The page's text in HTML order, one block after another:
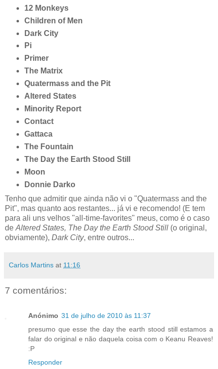
12 Monkeys
Children of Men
Dark City
Pi
Primer
The Matrix
Quatermass and the Pit
Altered States
Minority Report
Contact
Gattaca
The Fountain
The Day the Earth Stood Still
Moon
Donnie Darko
Tenho que admitir que ainda não vi o "Quatermass and the
Pit", mas quanto aos restantes... já vi e recomendo! (E tem
para ali uns velhos "all-time-favorites" meus, como é o caso
de Altered States, The Day the Earth Stood Still (o original,
obviamente), Dark City, entre outros...
Carlos Martins at 11:16
7 comentários:
Anónimo 31 de julho de 2010 às 11:37
presumo que esse the day the earth stood still estamos a
falar do original e não daquela coisa com o Keanu Reaves!
:P
Responder